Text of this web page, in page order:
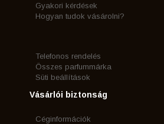
Gyakori kérdések
Hogyan tudok vásárolni?
Telefonos rendelés
Összes parfummárka
Süti beállítások
Vásárlói biztonság
Céginformációk